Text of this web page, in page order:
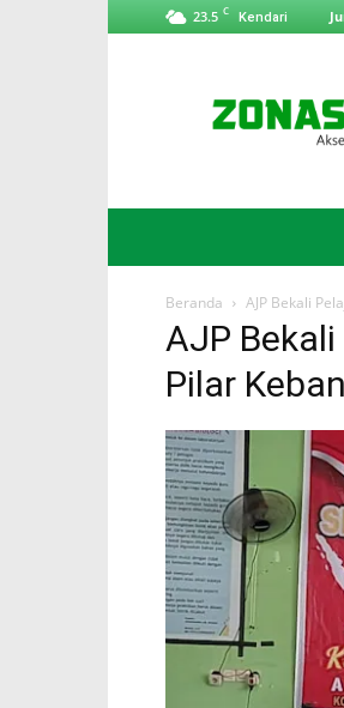
23.5 C Kendari
Beranda AJP Bekali
AJP
Pilar